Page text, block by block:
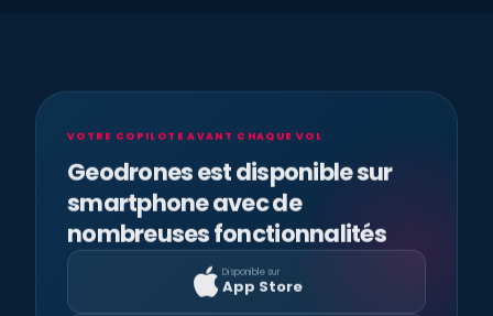
VOTRE COPILOTE AVANT CHAQUE VOL
Geodrones est disponible sur
smartphone avec de
nombreuses fonctionnalités
Disponible sur
App Store